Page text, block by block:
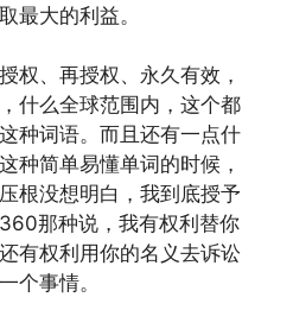
最大的利益。
权、再授权、永久有效，
什么全球范围内，这个都
种词语。而且还有一点什
种简单易懂单词的时候，
根没想明白，我到底授予
那种说，我有权利替你
有权利用你的名义去诉讼
个事情。